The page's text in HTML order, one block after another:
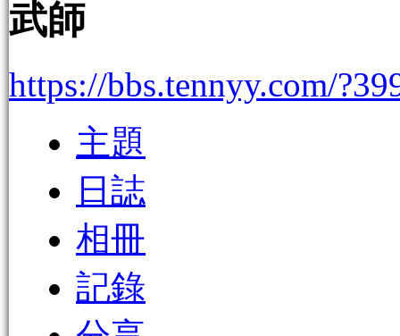
武師
https://bbs.tennyy.com/
主題
日誌
相冊
記錄